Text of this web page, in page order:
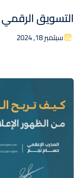
التسويق الرقمي
سبتمبر 18, 2024